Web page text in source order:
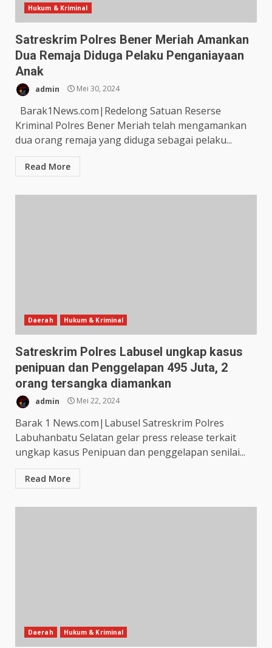
Hukum & Kriminal
Satreskrim Polres Bener Meriah Amankan
Dua Remaja Diduga Pelaku Penganiayaan
Anak
admin Mei 30, 2024
Barak1News.com|Redelong Satuan Reserse
Kriminal Polres Bener Meriah telah mengamankan
dua orang remaja yang diduga sebagai pelaku...
Read More
Daerah Hukum & Kriminal
Satreskrim Polres Labusel ungkap kasus
penipuan dan Penggelapan 495 Juta, 2
orang tersangka diamankan
admin Mei 22, 2024
Barak 1 News.com|Labusel Satreskrim Polres
Labuhanbatu Selatan gelar press release terkait
ungkap kasus Penipuan dan penggelapan senilai...
Read More
Daerah Hukum & Kriminal